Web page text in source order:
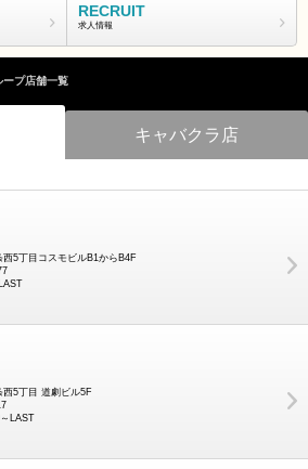
RECRUIT
求人情報
ープ店舗一覧
キャバクラ店
西5丁目コスモビルB1からB4F
西5丁目 道劇ビル5F
LAST